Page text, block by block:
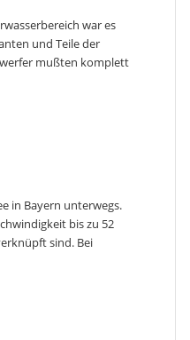
war es
und Teile der
mußten komplett
in Bayern unterwegs.
bis zu 52
sind. Bei